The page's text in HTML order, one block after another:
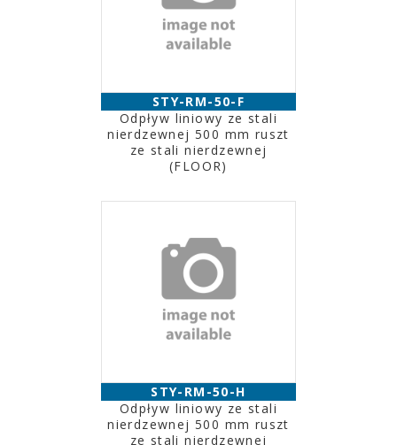
STY-RM-50-F
Odpływ liniowy ze stali
nierdzewnej 500 mm ruszt
ze stali nierdzewnej
(FLOOR)
STY-RM-50-H
Odpływ liniowy ze stali
nierdzewnej 500 mm ruszt
ze stali nierdzewnej